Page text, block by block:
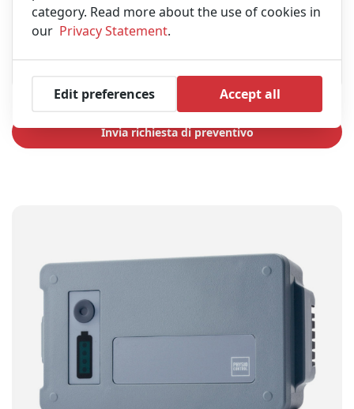
category. Read more about the use of cookies in
our Privacy Statement.
Edit preferences Accept all